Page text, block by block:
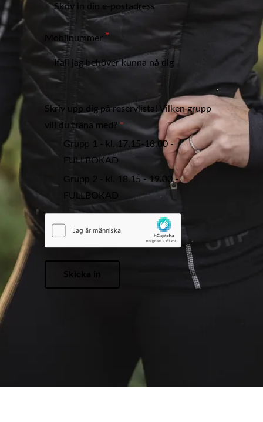
Mobilnummer
Skriv upp dig på reservlista! Vilken grupp
vill du träna med?
Grupp 1 - kl. 17.15-18.00 -
FULLBOKAD
Grupp 2 - kl. 18.15 - 19.00 -
FULLBOKAD
Skicka in